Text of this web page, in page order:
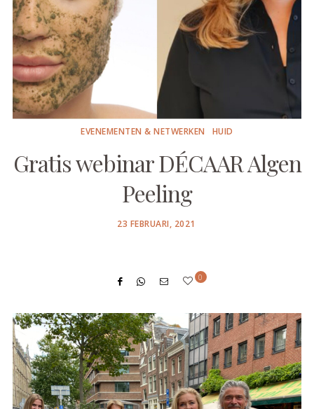
EVENEMENTEN & NETWERKEN HUID
Gratis webinar DÉCAAR Algen
Peeling
POSTED
23 FEBRUARI, 2021
0